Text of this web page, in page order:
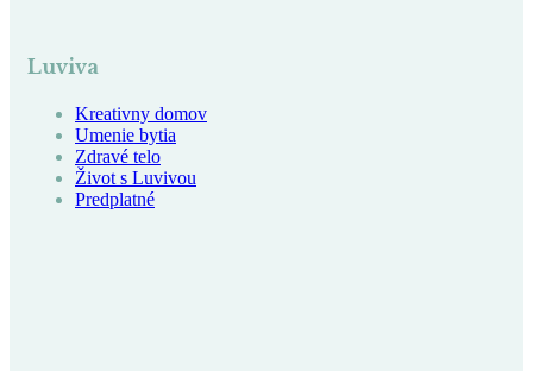
Luviva
Kreativny domov
Umenie bytia
Zdravé telo
Život s Luvivou
Predplatné